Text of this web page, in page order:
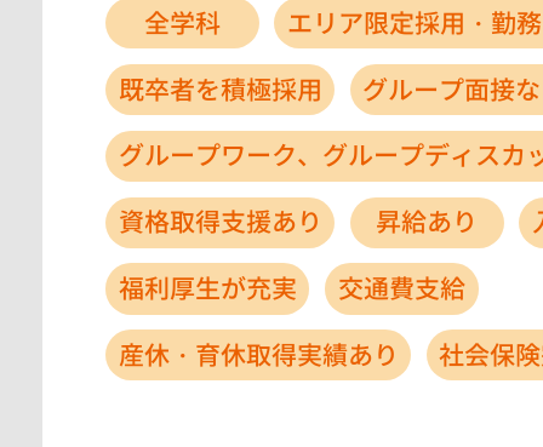
全学科
エリア限定採用・勤
既卒者を積極採用
グループ面接
グループワーク、グループディスカ
資格取得支援あり
昇給あり
福利厚生が充実
交通費支給
産休・育休取得実績あり
社会保